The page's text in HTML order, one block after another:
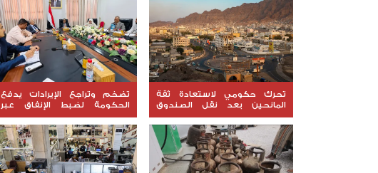
تحرك حكومي لاستعادة ثقة
المانحين بعد نقل الصندوق
الاجتماعي إلى عدن
تضخم وتراجع الإيرادات يدفع
الحكومة لضبط الإنفاق عبر
"السقوف المالية"